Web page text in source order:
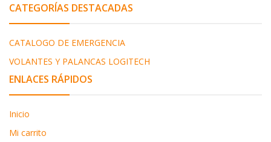
CATEGORÍAS DESTACADAS
CATALOGO DE EMERGENCIA
VOLANTES Y PALANCAS LOGITECH
ENLACES RÁPIDOS
Inicio
Mi carrito